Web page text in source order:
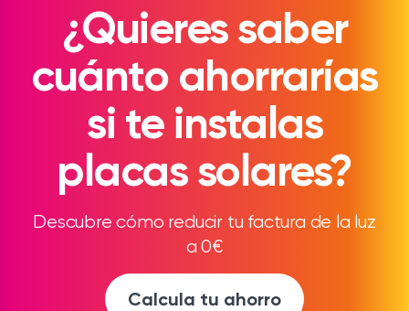
¿Quieres saber
cuánto ahorrarías
si te instalas
placas solares?
Descubre cómo reducir tu factura de la luz
a 0€
Calcula tu ahorro